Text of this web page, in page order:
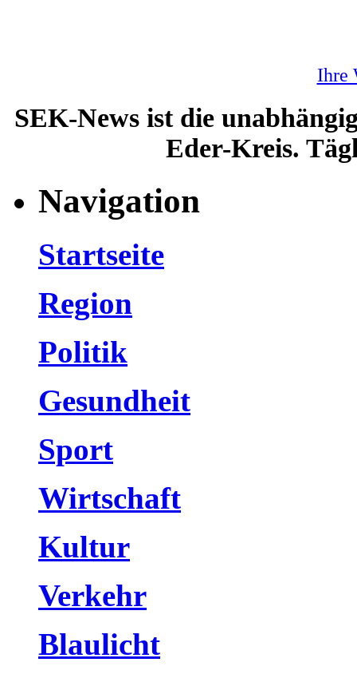
Ihre
SEK-News ist die
Eder-Kreis.
Navigation
Startseite
Region
Politik
Gesundheit
Sport
Wirtschaft
Kultur
Verkehr
Blaulicht